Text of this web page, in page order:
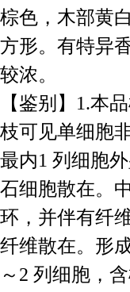
棕色，木部黄
方形。有特异
较浓。
【鉴别】1.本
枝可见单细胞
最内1 列细胞
石细胞散在。
环，并伴有纤
纤维散在。形
～2 列细胞，